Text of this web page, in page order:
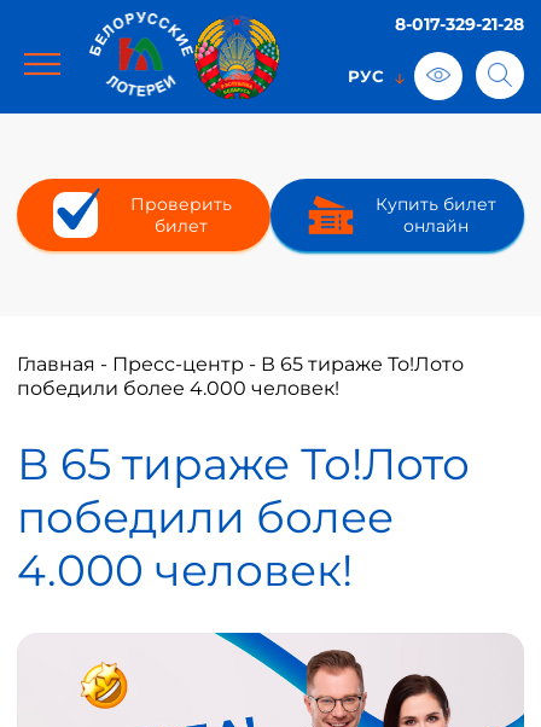
8-017-329-21-28
Проверить
билет
Купить билет
онлайн
Главная - Пресс-центр - В 65 тираже То!Лото
победили более 4.000 человек!
В 65 тираже То!Лото
победили более
4.000 человек!